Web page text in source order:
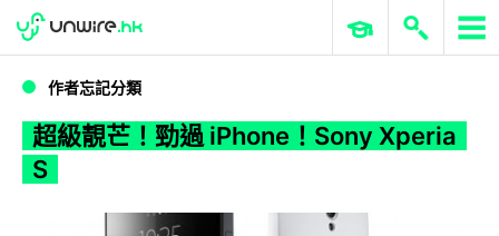
超級靚芒！勁過 iPhone！Sony Xperia S
WWDC 2026 ERP 與商業 AI
作者忘記分類
超級靚芒！勁過 iPhone！Sony Xperia
S